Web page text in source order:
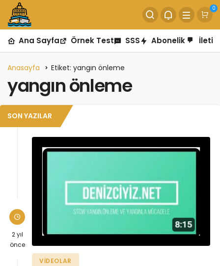
0
Ana Sayfa Örnek Test SSS Abonelik
Anasayfa Etiket: yangın önleme
yangın önleme
SON YAZILAR
2 yıl
önce
VIDEOLAR